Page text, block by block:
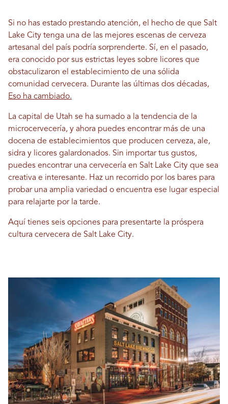
Si no has estado prestando atención, el hecho de que Salt
Lake City tenga una de las mejores escenas de cerveza
artesanal del país podría sorprenderte. Sí, en el pasado,
era conocido por sus estrictas leyes sobre licores que
obstaculizaron el establecimiento de una sólida
comunidad cervecera. Durante las últimas dos décadas,
Eso ha cambiado.
La capital de Utah se ha sumado a la tendencia de la
microcervecería, y ahora puedes encontrar más de una
docena de establecimientos que producen cerveza, ale,
sidra y licores galardonados. Sin importar tus gustos,
puedes encontrar una cervecería en Salt Lake City que sea
creativa e interesante. Haz un recorrido por los bares para
probar una amplia variedad o encuentra ese lugar especial
para relajarte por la tarde.
Aquí tienes seis opciones para presentarte la próspera
cultura cervecera de Salt Lake City.